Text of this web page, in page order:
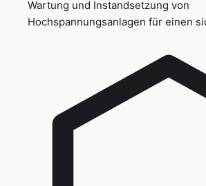
Wartung und Instandsetzung von
Hochspannungsanlagen für einen